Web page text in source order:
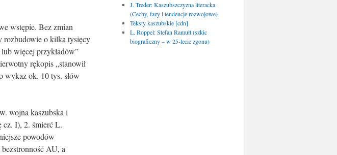
wstępie. Bez zmian
rozbudowie o kilka tysięcy
więcej przykładów”
rękopis „stanowił
wykaz ok. 10 tys. słów
wojna kaszubska i
cz. I), 2. śmierć L.
powodów
AU, a
J. Treder: Kaszubszczyzna literacka
(Cechy, fazy i tendencje rozwojowe)
Teksty kaszubskie [cdn]
L. Roppel: Stefan Ramułt (szkic
biograficzny – w 25-lecie zgonu)